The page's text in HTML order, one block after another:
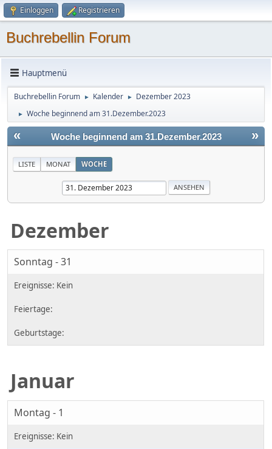
Einloggen Registrieren
Buchrebellin Forum
Hauptmenü
Buchrebellin Forum ► Kalender ► Dezember 2023
► Woche beginnend am 31.Dezember.2023
« »
Woche beginnend am 31.Dezember.2023
LISTE MONAT WOCHE
Dezember
Sonntag - 31
Januar
Montag - 1